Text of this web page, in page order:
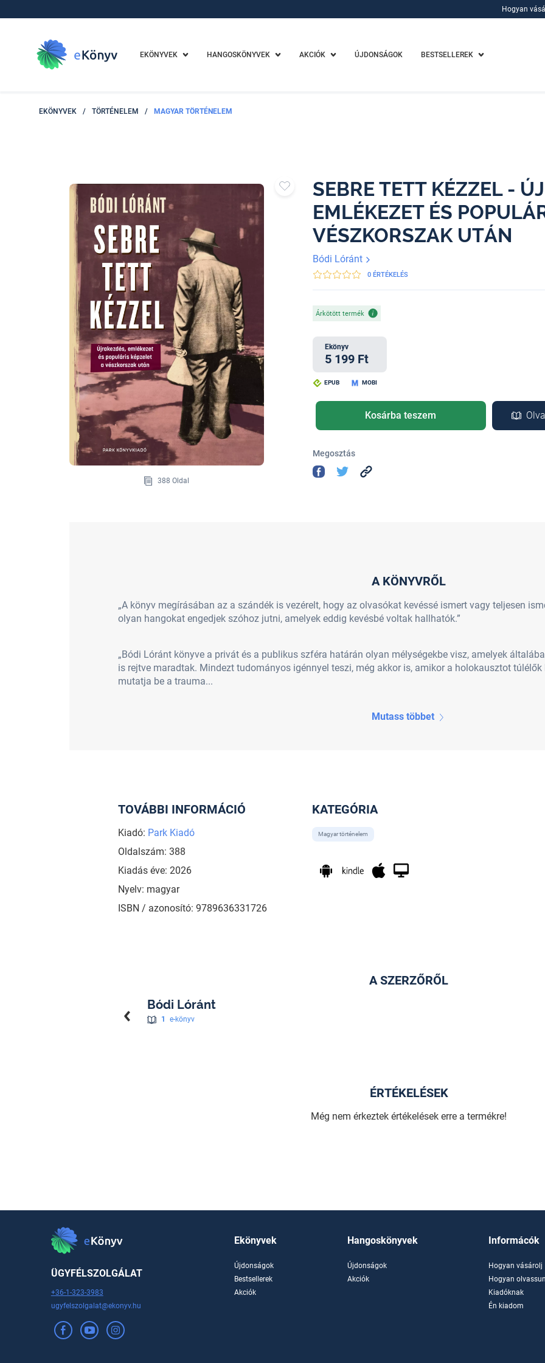
Hogyan
EKÖNYVEK HANGOSKÖNYVEK AKCIÓK ÚJDONSÁGOK BESTSELLEREK
EKÖNYVEK / TÖRTÉNELEM / MAGYAR TÖRTÉNELEM
388 Oldal
SEBRE TETT KÉZZEL -
EMLÉKEZET ÉS
VÉSZKORSZAK UTÁN
Bódi Lóránt
0 ÉRTÉKELÉS
Árkötött termék
Ekönyv
5 199 Ft
EPUB MOBI
Kosárba teszem
Megosztás
A KÖNYVRŐL
„A könyv megírásában az a szándék is vezérelt, hogy az olvasókat kevéssé ismert vagy teljesen
olyan hangokat engedjek szóhoz jutni, amelyek eddig kevésbé voltak hallhatók.”
„Bódi Lóránt könyve a privát és a publikus szféra határán olyan mélységekbe visz, amelyek
is rejtve maradtak. Mindezt tudományos igénnyel teszi, még akkor is, amikor a holokausztot túlélők
mutatja be a trauma...
Mutass többet
TOVÁBBI INFORMÁCIÓ
Kiadó: Park Kiadó
Oldalszám: 388
Kiadás éve: 2026
Nyelv: magyar
ISBN / azonosító: 9789636331726
KATEGÓRIA
Magyar történelem
A SZERZŐRŐL
Bódi Lóránt
1 e-könyv
ÉRTÉKELÉSEK
Még nem érkeztek értékelések erre a termékre!
ÜGYFÉLSZOLGÁLAT
+36-1-323-3983
ugyfelszolgalat@ekonyv.hu
Ekönyvek
Újdonságok
Bestsellerek
Akciók
Hangoskönyvek
Újdonságok
Akciók
Informácók
Hogyan vásárolj
Hogyan
Kiadóknak
Én kiadom